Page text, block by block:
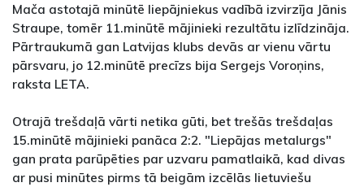
Mača astotajā minūtē liepājniekus vadībā izvirzīja Jānis
Straupe, tomēr 11.minūtē mājinieki rezultātu izlīdzināja.
Pārtraukumā gan Latvijas klubs devās ar vienu vārtu
pārsvaru, jo 12.minūtē precīzs bija Sergejs Voroņins,
raksta LETA.
Otrajā trešdaļā vārti netika gūti, bet trešās trešdaļas
15.minūtē mājinieki panāca 2:2. "Liepājas metalurgs"
gan prata parūpēties par uzvaru pamatlaikā, kad divas
ar pusi minūtes pirms tā beigām izcēlās lietuviešu